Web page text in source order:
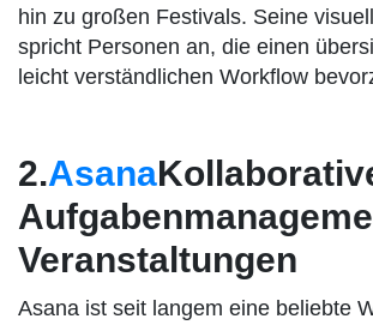
hin zu großen Festivals. Seine
spricht Personen an, die einen
leicht verständlichen Workflow
2.Asana
Veranstaltungen
Asana ist seit langem eine beliebte